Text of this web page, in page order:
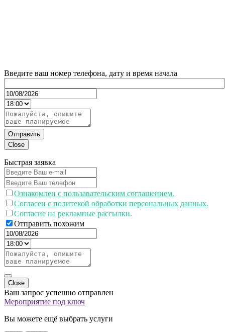
Введите ваш номер телефона, дату и время начала
Отправить
Close
Быстрая заявка
Ознакомлен с пользавательским соглашением.
Согласен с политекой обработки персональных данных.
Согласие на рекламные рассылки.
Отправить похожим
Close
Ваш запрос успешно отправлен
Мероприятие под ключ
Вы можете ещё выбрать услуги